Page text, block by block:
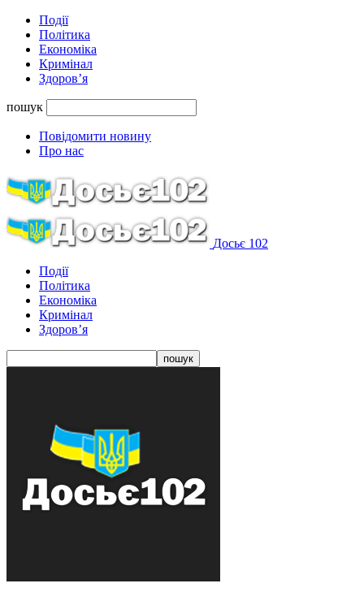
Події
Політика
Економіка
Кримінал
Здоров’я
пошук
Повідомити новину
Про нас
Досьє 102
Події
Політика
Економіка
Кримінал
Здоров’я